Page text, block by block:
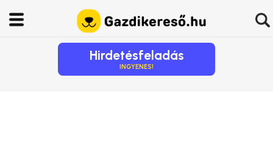
Hirdetésfeladás
INGYENES!